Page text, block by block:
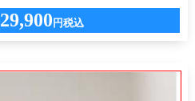
29,900 円税込